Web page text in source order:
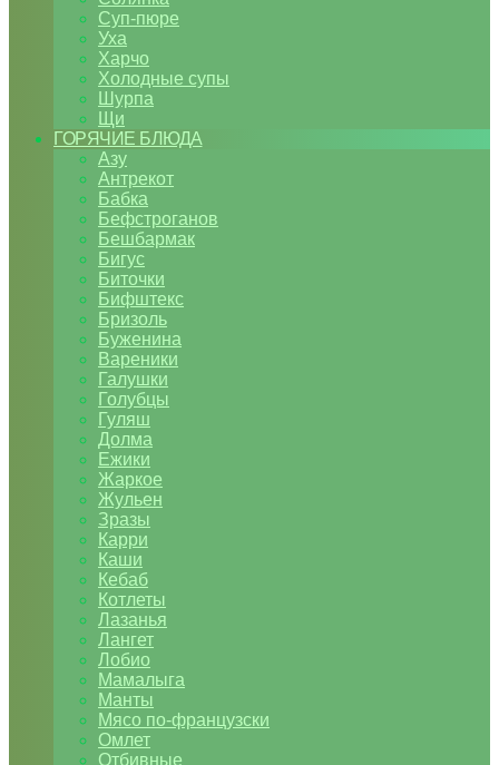
Суп-пюре
Уха
Харчо
Холодные супы
Шурпа
Щи
ГОРЯЧИЕ БЛЮДА
Азу
Антрекот
Бабка
Бефстроганов
Бешбармак
Бигус
Биточки
Бифштекс
Бризоль
Буженина
Вареники
Галушки
Голубцы
Гуляш
Долма
Ежики
Жаркое
Жульен
Зразы
Карри
Каши
Кебаб
Котлеты
Лазанья
Лангет
Лобио
Мамалыга
Манты
Мясо по-французски
Омлет
Отбивные